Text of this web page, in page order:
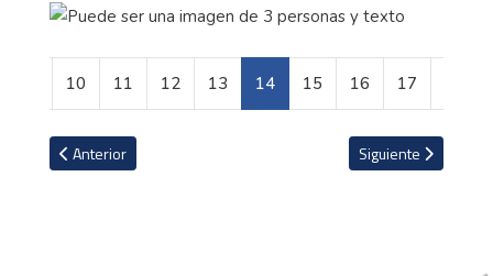
10 11 12 13 14 15 16 17
Artículo anterior: Las profesiones que se perfilan con más auge
Anterior Artículo siguiente:
Siguiente